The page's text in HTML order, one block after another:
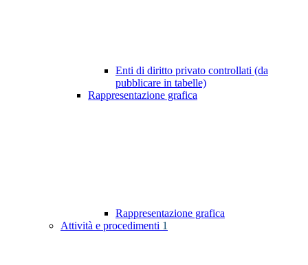
Enti di diritto privato controllati (da
pubblicare in tabelle)
Rappresentazione grafica
Rappresentazione grafica
Attività e procedimenti 1